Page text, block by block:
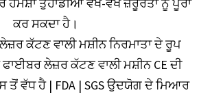
ਕਰ ਸਕਦਾ ਹੈ।
ਕੱਟਣ ਵਾਲੀ ਮਸ਼ੀਨ ਨਿਰਮਾਤਾ ਦੇ ਰੂਪ
ਲੇਜ਼ਰ ਕੱਟਣ ਵਾਲੀ ਮਸ਼ੀਨ CE ਦੀ
ਤੋਂ ਵੱਧ ਹੈ | FDA | SGS ਉਦਯੋਗ ਦੇ ਮਿਆਰ